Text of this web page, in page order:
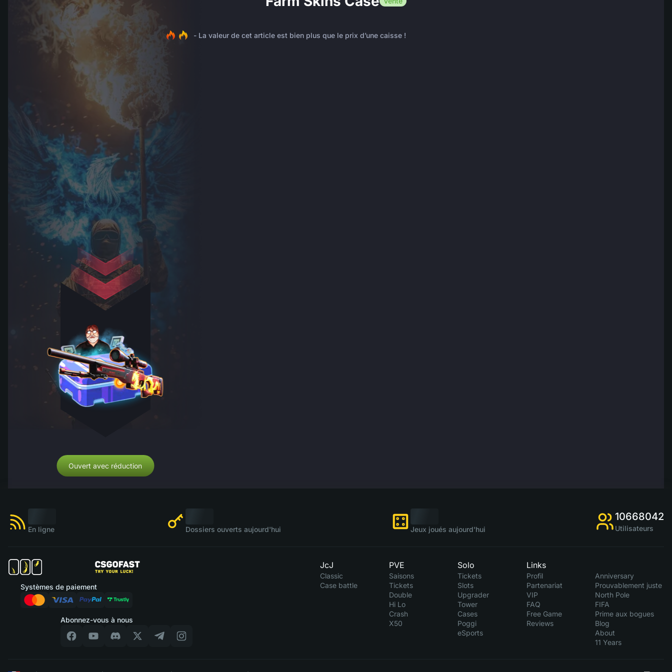
Ouvert avec réduction
- La valeur de cet article est bien plus que le prix d’une caisse !
En ligne Dossiers ouverts aujourd'hui Jeux joués aujourd'hui
10668042
Utilisateurs
Abonnez-vous à nous
Systèmes de paiement
JcJ
Classic
Case battle
PVE
Saisons
Tickets
Double
Hi Lo
Crash
X50
Solo
Tickets
Slots
Upgrader
Tower
Cases
Poggi
eSports
Links
Profil
Partenariat
VIP
FAQ
Free Game
Reviews
Anniversary
Prouvablement juste
North Pole
FIFA
Prime aux bogues
Blog
About
11 Years